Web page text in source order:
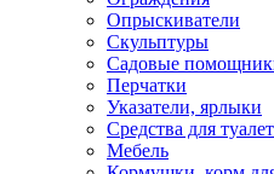
Опрыскиватели
Скульптуры
Садовые
Перчатки
Указатели, ярлыки
Средства для
Мебель